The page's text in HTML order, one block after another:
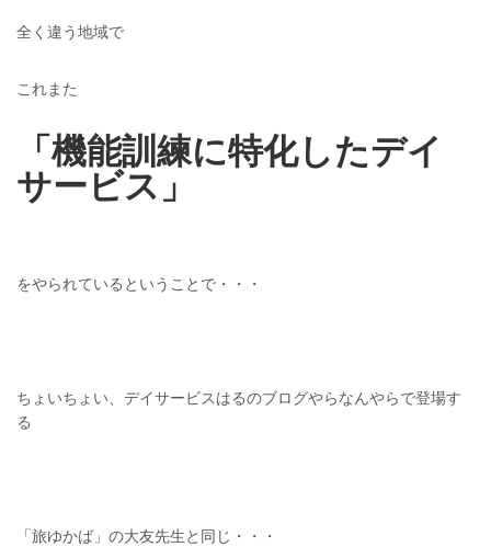
全く違う地域で
これまた
「機能訓練に特化したデイ
サービス」
をやられているということで・・・
ちょいちょい、デイサービスはるのブログやらなんやらで登場す
る
「旅ゆかば」の大友先生と同じ・・・